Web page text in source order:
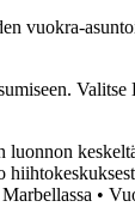
vuokra-
•